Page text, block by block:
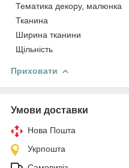
Тематика декору, малюнка
Тканина
Ширина тканини
Щільність
Приховати
Умови доставки
Нова Пошта
Укрпошта